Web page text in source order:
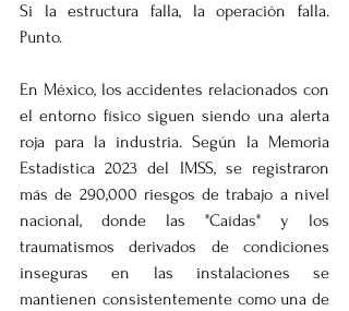
Si la estructura falla, la operación falla.
Punto.
En México, los accidentes relacionados con
el entorno físico siguen siendo una alerta
roja para la industria. Según la Memoria
Estadística 2023 del IMSS, se registraron
más de 290,000 riesgos de trabajo a nivel
nacional, donde las "Caídas" y los
traumatismos derivados de condiciones
inseguras en las instalaciones se
mantienen consistentemente como una de